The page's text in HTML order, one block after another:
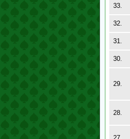
33.
32.
31.
30.
29.
28.